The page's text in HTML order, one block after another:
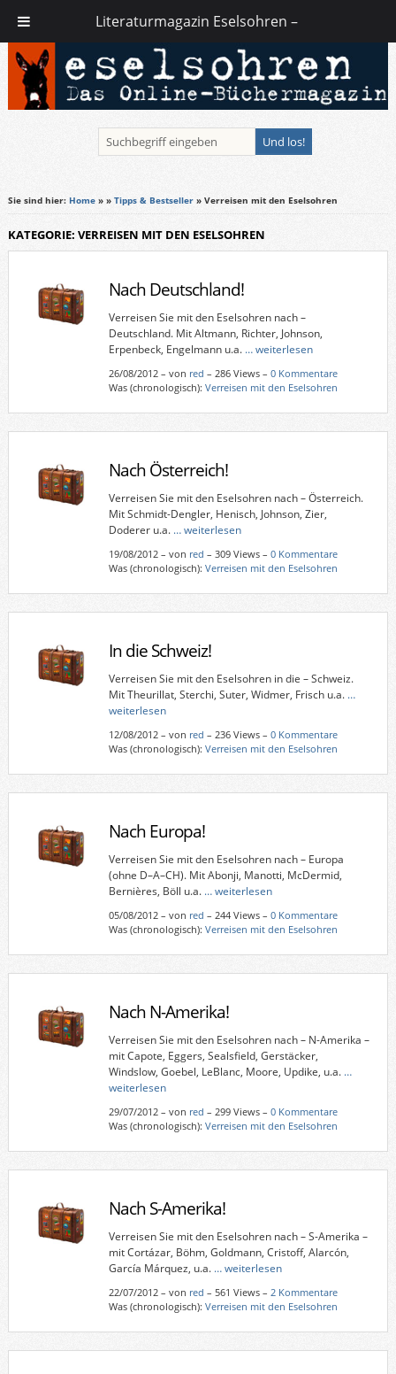
Sie sind hier: Home» » Tipps & Bestseller» Verreisen mit den Eselsohren
KATEGORIE: VERREISEN MIT DEN ESELSOHREN
Nach Deutschland!
Verreisen Sie mit den Eselsohren nach –
Deutschland. Mit Altmann, Richter, Johnson,
Erpenbeck, Engelmann u.a. … weiterlesen
26/08/2012– von red – 286 Views – 0 Kommentare
Was (chronologisch): Verreisen mit den Eselsohren
Nach Österreich!
Verreisen Sie mit den Eselsohren nach – Österreich.
Mit Schmidt-Dengler, Henisch, Johnson, Zier,
Doderer u.a. … weiterlesen
19/08/2012– von red – 309 Views – 0 Kommentare
Was (chronologisch): Verreisen mit den Eselsohren
In die Schweiz!
Verreisen Sie mit den Eselsohren in die – Schweiz.
Mit Theurillat, Sterchi, Suter, Widmer, Frisch u.a. …
weiterlesen
12/08/2012– von red – 236 Views – 0 Kommentare
Was (chronologisch): Verreisen mit den Eselsohren
Nach Europa!
Verreisen Sie mit den Eselsohren nach – Europa
(ohne D–A–CH). Mit Abonji, Manotti, McDermid,
Bernières, Böll u.a. … weiterlesen
05/08/2012– von red – 244 Views – 0 Kommentare
Was (chronologisch): Verreisen mit den Eselsohren
Nach N-Amerika!
Verreisen Sie mit den Eselsohren nach – N-Amerika –
mit Capote, Eggers, Sealsfield, Gerstäcker,
Windslow, Goebel, LeBlanc, Moore, Updike, u.a. …
weiterlesen
29/07/2012– von red – 299 Views – 0 Kommentare
Was (chronologisch): Verreisen mit den Eselsohren
Nach S-Amerika!
Verreisen Sie mit den Eselsohren nach – S-Amerika –
mit Cortázar, Böhm, Goldmann, Cristoff, Alarcón,
García Márquez, u.a. … weiterlesen
22/07/2012– von red – 561 Views – 2 Kommentare
Was (chronologisch): Verreisen mit den Eselsohren
Literaturmagazin Eselsohren –